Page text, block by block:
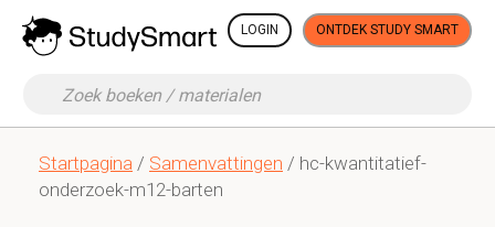
LOGIN ONTDEK STUDY SMART
Startpagina / Samenvattingen / hc-kwantitatief-
onderzoek-m12-barten